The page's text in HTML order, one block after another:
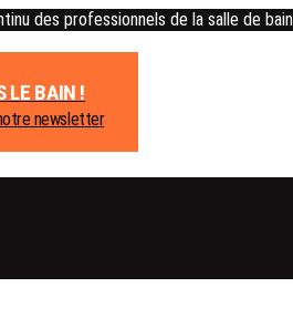
des professionnels de la salle de
LE BAIN !
newsletter